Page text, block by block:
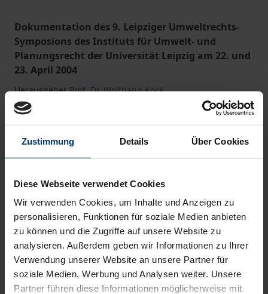
Zustimmung Details Über Cookies
Diese Webseite verwendet Cookies
Wir verwenden Cookies, um Inhalte und Anzeigen zu
personalisieren, Funktionen für soziale Medien anbieten
zu können und die Zugriffe auf unsere Website zu
analysieren. Außerdem geben wir Informationen zu Ihrer
Verwendung unserer Website an unsere Partner für
soziale Medien, Werbung und Analysen weiter. Unsere
Partner führen diese Informationen möglicherweise mit
Dokumentation des 9. Leipziger Umweltrechts-
Symposions des Instituts für Umwelt- und
Planungsrecht der Universität Leipzig am 22. und
23. April 2004
Herausgeber Prof. Dr. Wolfgang Köck
Nomos, 1. Auflage 2005, 241 Seiten
Das Werk ist Teil der Reihe
Leipziger Schriften zum
Nicht lieferbar
In den Warenkorb
Zur Wunschliste hinzufügen